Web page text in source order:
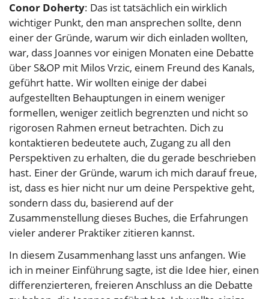
Conor Doherty: Das ist tatsächlich ein wirklich
wichtiger Punkt, den man ansprechen sollte, denn
einer der Gründe, warum wir dich einladen wollten,
war, dass Joannes vor einigen Monaten eine Debatte
über S&OP mit Milos Vrzic, einem Freund des Kanals,
geführt hatte. Wir wollten einige der dabei
aufgestellten Behauptungen in einem weniger
formellen, weniger zeitlich begrenzten und nicht so
rigorosen Rahmen erneut betrachten. Dich zu
kontaktieren bedeutete auch, Zugang zu all den
Perspektiven zu erhalten, die du gerade beschrieben
hast. Einer der Gründe, warum ich mich darauf freue,
ist, dass es hier nicht nur um deine Perspektive geht,
sondern dass du, basierend auf der
Zusammenstellung dieses Buches, die Erfahrungen
vieler anderer Praktiker zitieren kannst.
In diesem Zusammenhang lasst uns anfangen. Wie
ich in meiner Einführung sagte, ist die Idee hier, einen
differenzierteren, freieren Anschluss an die Debatte